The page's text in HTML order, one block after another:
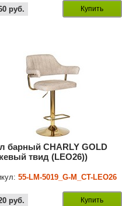
руб. Купить
барный CHARLY GOLD
твид (LEO26))
55-LM-5019_G-M_CT-LEO26
руб. Купить